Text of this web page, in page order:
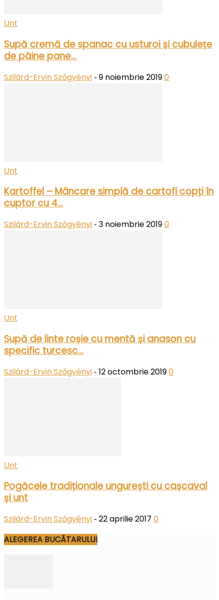
Unt
Supă cremă de spanac cu usturoi și cubulețe
de pâine pane...
Szilárd-Ervin Szőgyényi - 9 noiembrie 20190
Unt
Kartoffel – Mâncare simplă de cartofi copți în
cuptor cu 4...
Szilárd-Ervin Szőgyényi - 3 noiembrie 20190
Unt
Supă de linte roșie cu mentă și anason cu
specific turcesc...
Szilárd-Ervin Szőgyényi - 12 octombrie 20190
Unt
Pogăcele tradiționale ungurești cu cașcaval
și unt
Szilárd-Ervin Szőgyényi - 22 aprilie 2017 0
ALEGEREA BUCĂTARULUI